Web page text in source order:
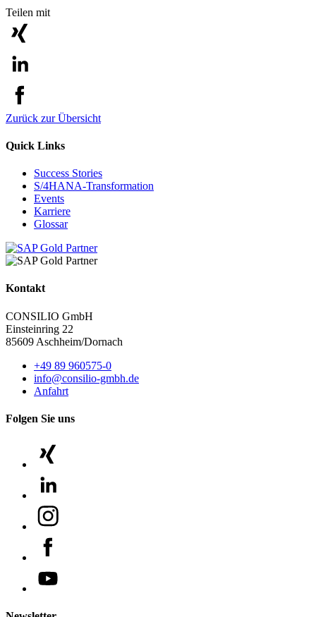
Teilen mit
Zurück zur Übersicht
Quick Links
Success Stories
S/4HANA-Transformation
Events
Karriere
Glossar
Kontakt
CONSILIO GmbH
Einsteinring 22
85609 Aschheim/Dornach
+49 89 960575-0
info@consilio-gmbh.de
Anfahrt
Folgen Sie uns